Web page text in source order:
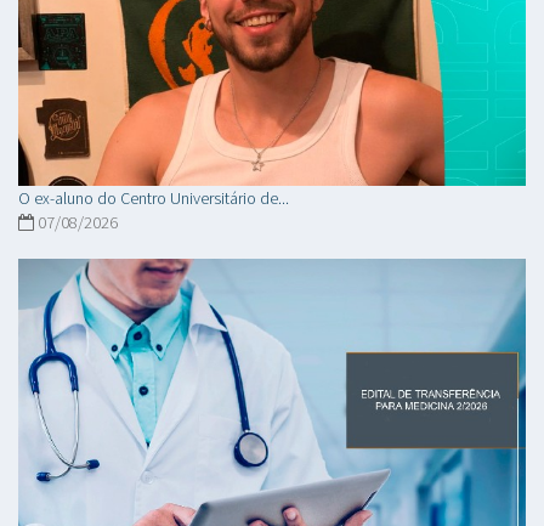
O ex-aluno do Centro Universitário de...
07/08/2026